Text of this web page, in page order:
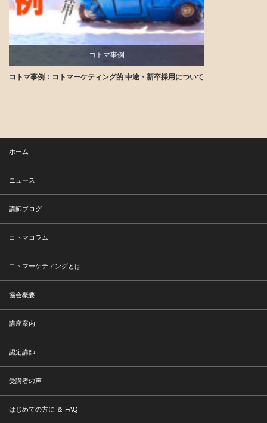
コトマ事例
講師ブログ
コトマ事例：コトマーケティング的 中途・新卒採用について
ホーム
ニュース
講師ブログ
コトマコラム
コトマーケティングとは
協会概要
講座案内
認定講師
受講者の声
はじめての方に ＆ FAQ